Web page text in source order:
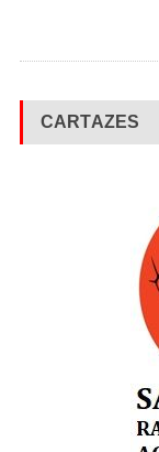
CARTAZES